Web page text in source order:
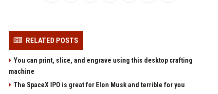
RELATED POSTS
You can print, slice, and engrave using this desktop crafting
machine
The SpaceX IPO is great for Elon Musk and terrible for you